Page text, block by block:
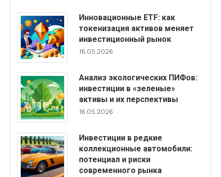
Инновационные ETF: как
токенизация активов меняет
инвестиционный рынок
16.05.2026
Анализ экологических ПИФов:
инвестиции в «зеленые»
активы и их перспективы
16.05.2026
Инвестиции в редкие
коллекционные автомобили:
потенциал и риски
современного рынка